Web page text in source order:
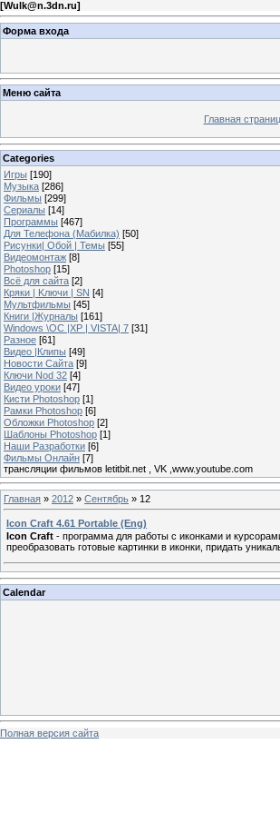
[Wulk@n.3dn.ru]
Форма входа
Меню сайта
Главная
Categories
Игры [190]
Музыка [286]
Фильмы [299]
Сериалы [14]
Программы [467]
Для Телефона (Мабилка) [50]
Рисунки| Обой | Темы [55]
Видеомонтаж [8]
Photoshop [15]
Всё для сайта [2]
Кряки | Kлючи | SN [4]
Мультфильмы [45]
Книги |Журналы [161]
Windows \OC |XP | VISTA| 7 [31]
Разное [61]
Видео |Клипы [49]
Новости Сайта [9]
Ключи Nod 32 [4]
Видео уроки [47]
Кисти Photoshop [1]
Рамки Photoshop [6]
Обложки Photoshop [2]
Шаблоны Photoshop [1]
Наши Разработки [6]
Фильмы Онлайн [7]
трансляции фильмов letitbit.net , VK ,www.youtube.com
Главная » 2012 » Сентябрь » 12
Icon Craft 4.61 Portable (Eng)
Icon Craft - программа для работы с иконками и
преобразовать готовые картинки в иконки, придать
Calendar
Полная версия сайта